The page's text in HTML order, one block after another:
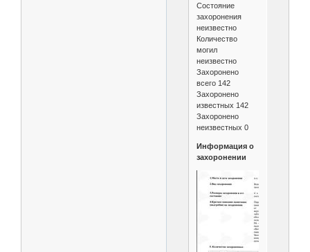
Состояние
захоронения
неизвестно
Количество
могил
неизвестно
Захоронено
всего 142
Захоронено
известных 142
Захоронено
неизвестных 0
Информация о
захоронении